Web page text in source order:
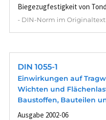
Biegezugfestigkeit von
- DIN-Norm im Originaltext
DIN 1055-1
Einwirkungen auf
Wichten und
Baustoffen, Bauteilen
Ausgabe 2002-06